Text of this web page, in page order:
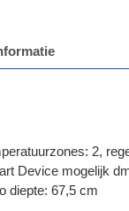
2,
Device mogelijk
diepte: 67,5 cm